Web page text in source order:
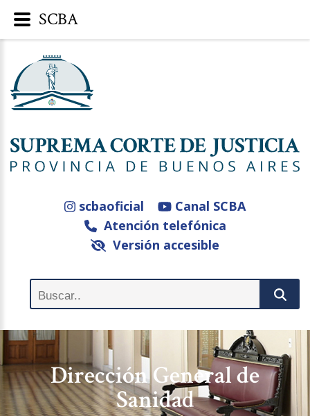
scbaoficial
Canal SCBA
Atención telefónica
Versión accesible
Dirección General de
Sanidad
SCBA